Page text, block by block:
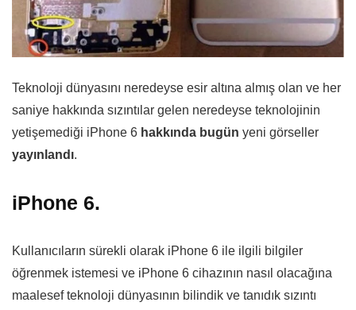
Teknoloji dünyasını neredeyse esir altına almış olan ve her
saniye hakkında sızıntılar gelen neredeyse teknolojinin
yetişemediği iPhone 6 hakkında bugün yeni görseller
yayınlandı.
iPhone 6.
Kullanıcıların sürekli olarak iPhone 6 ile ilgili bilgiler
öğrenmek istemesi ve iPhone 6 cihazının nasıl olacağına
maalesef teknoloji dünyasının bilindik ve tanıdık sızıntı